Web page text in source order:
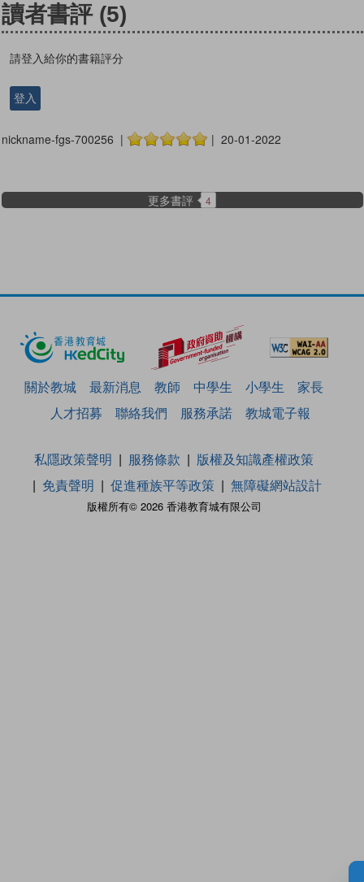
讀者書評 (5)
請登入給你的書籍評分
登入
nickname-fgs-700256 | | 20-01-2022
更多書評 4
關於教城 最新消息 教師 中學生 小學生
家長
人才招募
聯絡我們 服務承諾 教城電子報
版權所有© 2026 香港教育城有限公司
私隱政策聲明 服務條款
版權及知識產權政策
免責聲明
促進種族平等政策 無障礙網站設計